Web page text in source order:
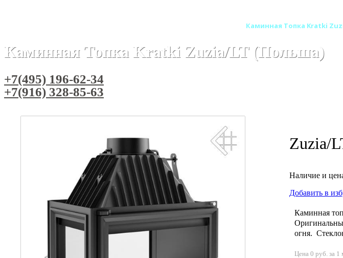
Каминная Топка Kratki
Каминная Топка Kratki Zuzia/LT (Польша)
+7(495) 196-62-34
+7(916) 328-85-63
Zuzia/
Наличие и
Добавить в
Каминная
огня.
Цена 0 руб. за 1